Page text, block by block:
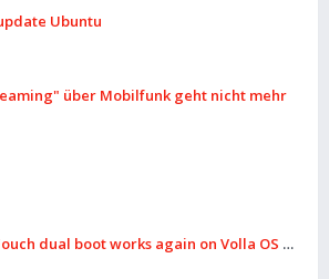
Ubuntu
über Mobilfunk geht nicht mehr
dual boot works again on Volla OS 16